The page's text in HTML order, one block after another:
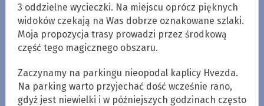
3 oddzielne wycieczki. Na miejscu oprócz pięknych
widoków czekają na Was dobrze oznakowane szlaki.
Moja propozycja trasy prowadzi przez środkową
część tego magicznego obszaru.
Zaczynamy na parkingu nieopodal kaplicy Hvezda.
Na parking warto przyjechać dość wcześnie rano,
gdyż jest niewielki i w późniejszych godzinach często